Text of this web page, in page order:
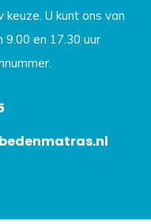
U kunt ons van
en 17.30 uur